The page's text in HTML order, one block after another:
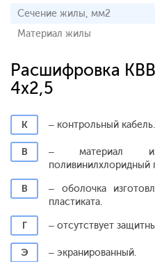
Сечение жилы, мм2
Материал жилы
Расшифровка
4x2,5
К – контрольный кабель.
В
– материал
поливинилхлоридный
В
– оболочка
пластиката.
Г
– отсутствует
Э – экранированный.